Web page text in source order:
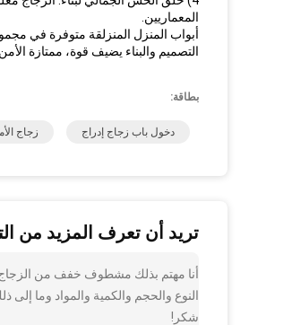
المعماريين.
أبواب المنزل المنزلقة متوفرة في
التصميم والبناء يضيف قوة، ممتازة
بطاقة:
دخول باب زجاج إدراج زجاج
تريد أن تعرف المزيد من
أنا مهتم بذلك مشطوف خفف من الزجاج
النوع والحجم والكمية والمواد وما إلى
شكر!